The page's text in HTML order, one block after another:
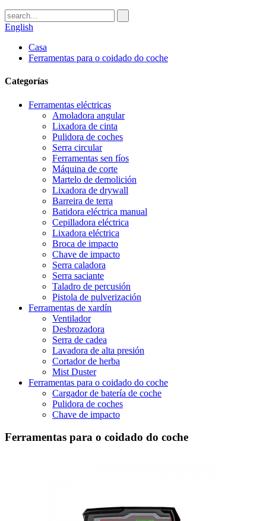
English
Casa
Ferramentas para o coidado do coche
Categorías
Ferramentas eléctricas
Amoladora angular
Lixadora de cinta
Pulidora de coches
Serra circular
Ferramentas sen fíos
Máquina de corte
Martelo de demolición
Lixadora de drywall
Barreira de terra
Batidora eléctrica manual
Cepilladora eléctrica
Lixadora eléctrica
Broca de impacto
Chave de impacto
Serra caladora
Serra saciante
Taladro de percusión
Pistola de pulverización
Ferramentas de xardín
Ventilador
Desbrozadora
Serra de cadea
Lavadora de alta presión
Cortador de herba
Mist Duster
Ferramentas para o coidado do coche
Cargador de batería de coche
Pulidora de coches
Chave de impacto
Ferramentas para o coidado do coche